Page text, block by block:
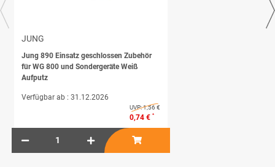
JUNG
Jung 890 Einsatz geschlossen Zubehör
für WG 800 und Sondergeräte Weiß
Aufputz
Verfügbar ab : 31.12.2026
UVP:1,56 €
0,74 € *